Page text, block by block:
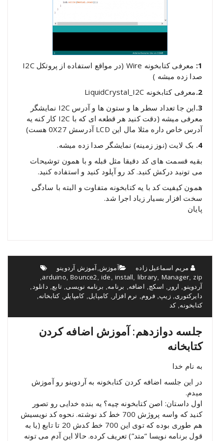
1:
معرفی کتابخونه Wire (در مواقع استفاده از پروتکل I2C
صدا زده میشه )
2. معرفی کتابخونه LiquidCrystal_I2C
3.
این جا تعداد سطر ها و ستون ها و آدرس I2C نمایشگر
معرفی میشه (دقت کنید هر قطعه ای که با I2C کار کنه یه
آدرس خاص داره مثلا مال این LCD آدرسش 0X27 هست)
4. بک لایت (نوز زمینه) نمایشگر صدا زده میشه.
بقیه قسمت های کد دقیقا مثل قبله و با همون توشیحات
می تونید درکش کنید. کد رو آپلود کنید و استفاده کنید.
همون کیفیت کد با یه کتابخونه متفاوت و البته با سادگی
سخت افزار بسیار زیاد اجرا شد.
پایان
مریم اسماعیل زاده آموزش,آموزش آردوینو
arduino,Bounce2, ide , install, library, Manager, zip
,
آردوینو , ارور , اسکچ, اضافه, برنامه, برنامه نویسی,تابع, دانلود,
دایرکتوری,زیپ,فروم, نرم افزار ,کامپایل,کامپایلر ,کتابخانه,
کتابخونه,کد
جلسه دوازدهم: آموزش اضافه کردن
کتابخانه
به نام خدا
در این جلسه اضافه کردن کتابخونه به آردوینو رو آموزش
میدم.
اول داستان: اصن کتابخونه چیه؟ یه بنده خدایی رو تصور
کنید که واسه پروژش 700 خط کد نوشته. نحوه کد نویسیش
هم طوری بوده که توی این 700 خط کدش 20 تا تابع (یا به
قول برنامه نویسا “متد”) تعریف کرده. حالا این آدم می تونه